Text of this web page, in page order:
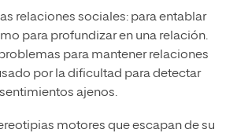
relaciones sociales: para entablar
para profundizar en una relación.
para mantener relaciones
por la dificultad para detectar
ajenos.
motores que escapan de su